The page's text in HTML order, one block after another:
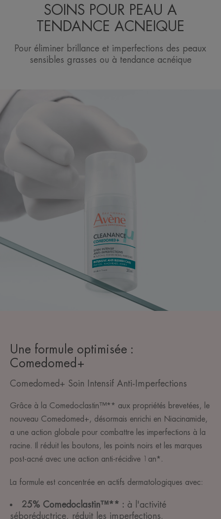
SOINS POUR PEAU A
TENDANCE ACNEIQUE
Pour éliminer brillance et imperfections des peaux
sensibles grasses ou à tendance acnéique
Une formule optimisée :
Comedomed+
Comedomed+ Soin Intensif Anti-Imperfections
Grâce à la Comedoclastin™** aux propriétés brevetées, le
nouveau Comedomed+, désormais enrichi en Niacinamide,
a une action globale pour combattre les imperfections à la
racine. Il réduit les boutons, les points noirs et les marques
post-acné avec une action anti-récidive 1an*.
La formule est concentrée en actifs dermatologiques avec:
25% Comedoclastin™** : à l'activité
séboréductrice, réduit les imperfections.